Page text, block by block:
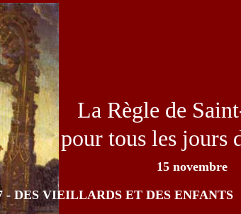
La Règle de
pour tous les jours
15 novembre
- DES VIEILLARDS ET DES ENFANTS